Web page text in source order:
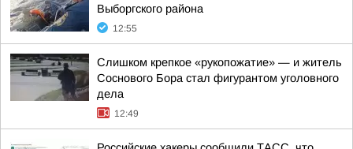
Выборгского района
12:55
Слишком крепкое «рукопожатие» — и житель
Соснового Бора стал фигурантом уголовного
дела
12:49